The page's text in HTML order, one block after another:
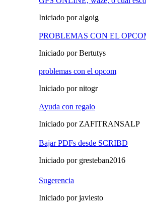
Iniciado por algoig
PROBLEMAS CON EL
Iniciado por Bertutys
problemas con el opcom
Iniciado por nitogr
Ayuda con regalo
Iniciado por ZAFITRANSALP
Bajar PDFs desde SCRIBD
Iniciado por gresteban2016
Sugerencia
Iniciado por javiesto